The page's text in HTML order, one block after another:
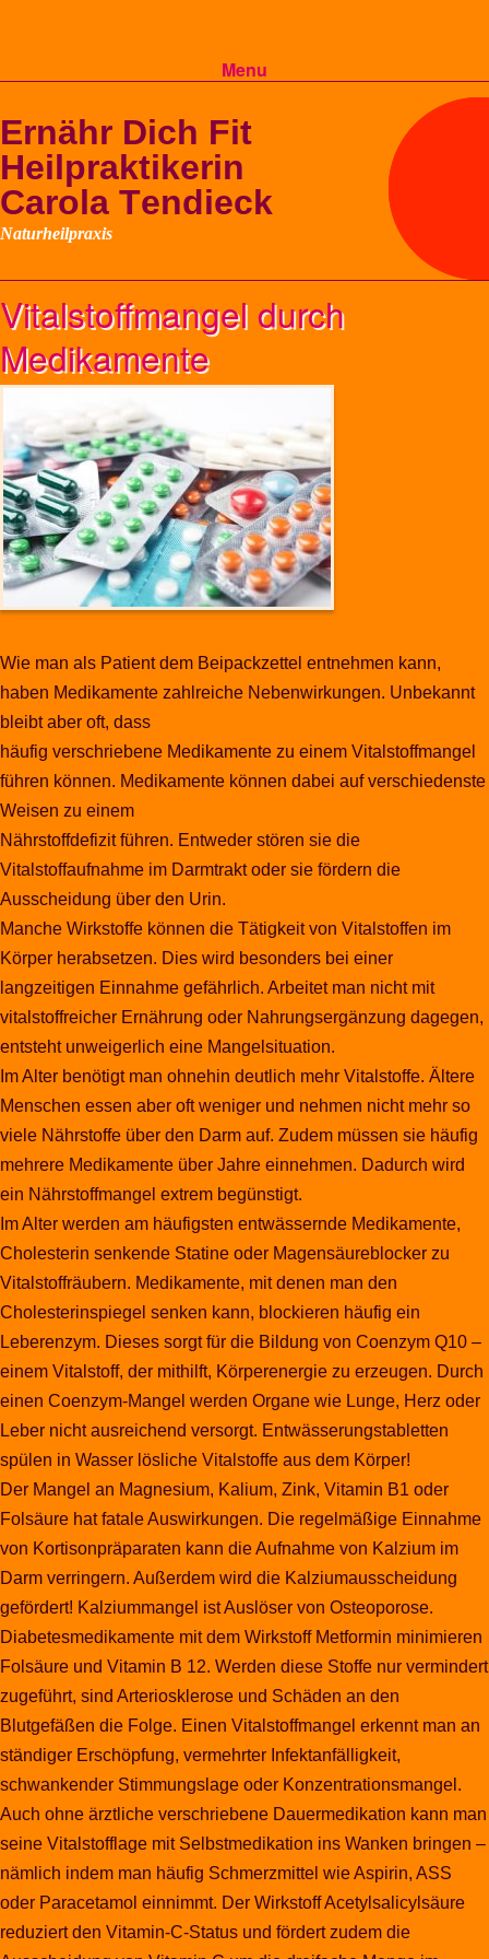
Menu
Vitalstoffmangel durch
Medikamente
Wie man als Patient dem Beipackzettel entnehmen kann,
haben Medikamente zahlreiche Nebenwirkungen. Unbekannt
bleibt aber oft, dass
häufig verschriebene Medikamente zu einem Vitalstoffmangel
führen können. Medikamente können dabei auf verschiedenste
Weisen zu einem
Nährstoffdefizit führen. Entweder stören sie die
Vitalstoffaufnahme im Darmtrakt oder sie fördern die
Ausscheidung über den Urin.
Manche Wirkstoffe können die Tätigkeit von Vitalstoffen im
Körper herabsetzen. Dies wird besonders bei einer
langzeitigen Einnahme gefährlich. Arbeitet man nicht mit
vitalstoffreicher Ernährung oder Nahrungsergänzung dagegen,
entsteht unweigerlich eine Mangelsituation.
Im Alter benötigt man ohnehin deutlich mehr Vitalstoffe. Ältere
Menschen essen aber oft weniger und nehmen nicht mehr so
viele Nährstoffe über den Darm auf. Zudem müssen sie häufig
mehrere Medikamente über Jahre einnehmen. Dadurch wird
ein Nährstoffmangel extrem begünstigt.
Im Alter werden am häufigsten entwässernde Medikamente,
Cholesterin senkende Statine oder Magensäureblocker zu
Vitalstoffräubern. Medikamente, mit denen man den
Cholesterinspiegel senken kann, blockieren häufig ein
Leberenzym. Dieses sorgt für die Bildung von Coenzym Q10 –
einem Vitalstoff, der mithilft, Körperenergie zu erzeugen. Durch
einen Coenzym-Mangel werden Organe wie Lunge, Herz oder
Leber nicht ausreichend versorgt. Entwässerungstabletten
spülen in Wasser lösliche Vitalstoffe aus dem Körper!
Der Mangel an Magnesium, Kalium, Zink, Vitamin B1 oder
Folsäure hat fatale Auswirkungen. Die regelmäßige Einnahme
von Kortisonpräparaten kann die Aufnahme von Kalzium im
Darm verringern. Außerdem wird die Kalziumausscheidung
gefördert! Kalziummangel ist Auslöser von Osteoporose.
Diabetesmedikamente mit dem Wirkstoff Metformin minimieren
Folsäure und Vitamin B 12. Werden diese Stoffe nur vermindert
zugeführt, sind Arteriosklerose und Schäden an den
Blutgefäßen die Folge. Einen Vitalstoffmangel erkennt man an
ständiger Erschöpfung, vermehrter Infektanfälligkeit,
schwankender Stimmungslage oder Konzentrationsmangel.
Auch ohne ärztliche verschriebene Dauermedikation kann man
seine Vitalstofflage mit Selbstmedikation ins Wanken bringen –
nämlich indem man häufig Schmerzmittel wie Aspirin, ASS
oder Paracetamol einnimmt. Der Wirkstoff Acetylsalicylsäure
reduziert den Vitamin-C-Status und fördert zudem die